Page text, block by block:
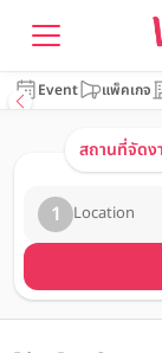
Event แพ็คเกจ
สถานที่จัดง
1 Location